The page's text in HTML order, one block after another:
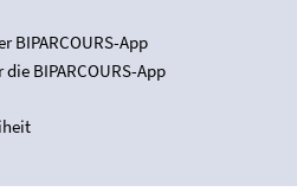
BIPARCOURS-App
BIPARCOURS-App